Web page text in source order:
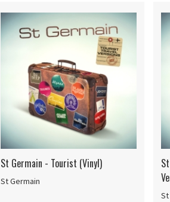
St Germain - Tourist (Vinyl)
St Germain